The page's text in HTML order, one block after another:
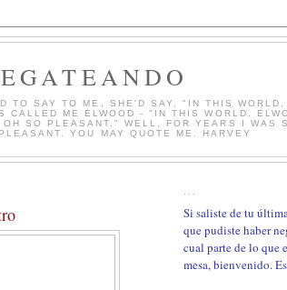
TO SAY TO ME, SHE'D SAY, "IN THIS WORLD,
CALLED ME ELWOOD - "IN THIS WORLD,
SO PLEASANT." WELL, FOR YEARS I WAS
YOU MAY QUOTE ME. HARVEY
Si saliste de tu
que pudiste haber
cual parte de lo que
mesa, bienvenido.